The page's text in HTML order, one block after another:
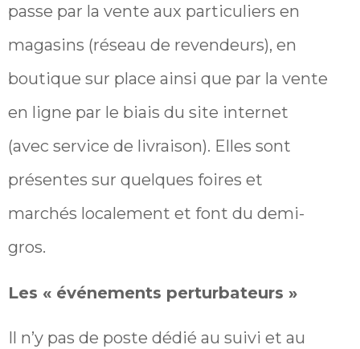
passe par la vente aux particuliers en
magasins (réseau de revendeurs), en
boutique sur place ainsi que par la vente
en ligne par le biais du site internet
(avec service de livraison). Elles sont
présentes sur quelques foires et
marchés localement et font du demi-
gros.
Les « événements perturbateurs »
Il n’y pas de poste dédié au suivi et au